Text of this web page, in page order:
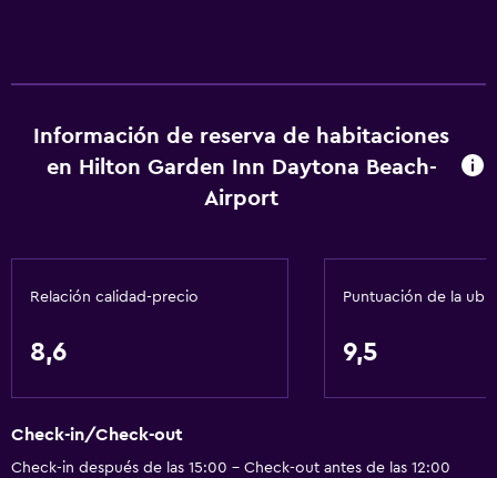
Información de reserva de habitaciones
en Hilton Garden Inn Daytona Beach-
Airport
Relación calidad-precio
8,6
Puntuación de la
9,5
Check-in/Check-out
Check-in después de las 15:00 - Check-out antes de las 12:00